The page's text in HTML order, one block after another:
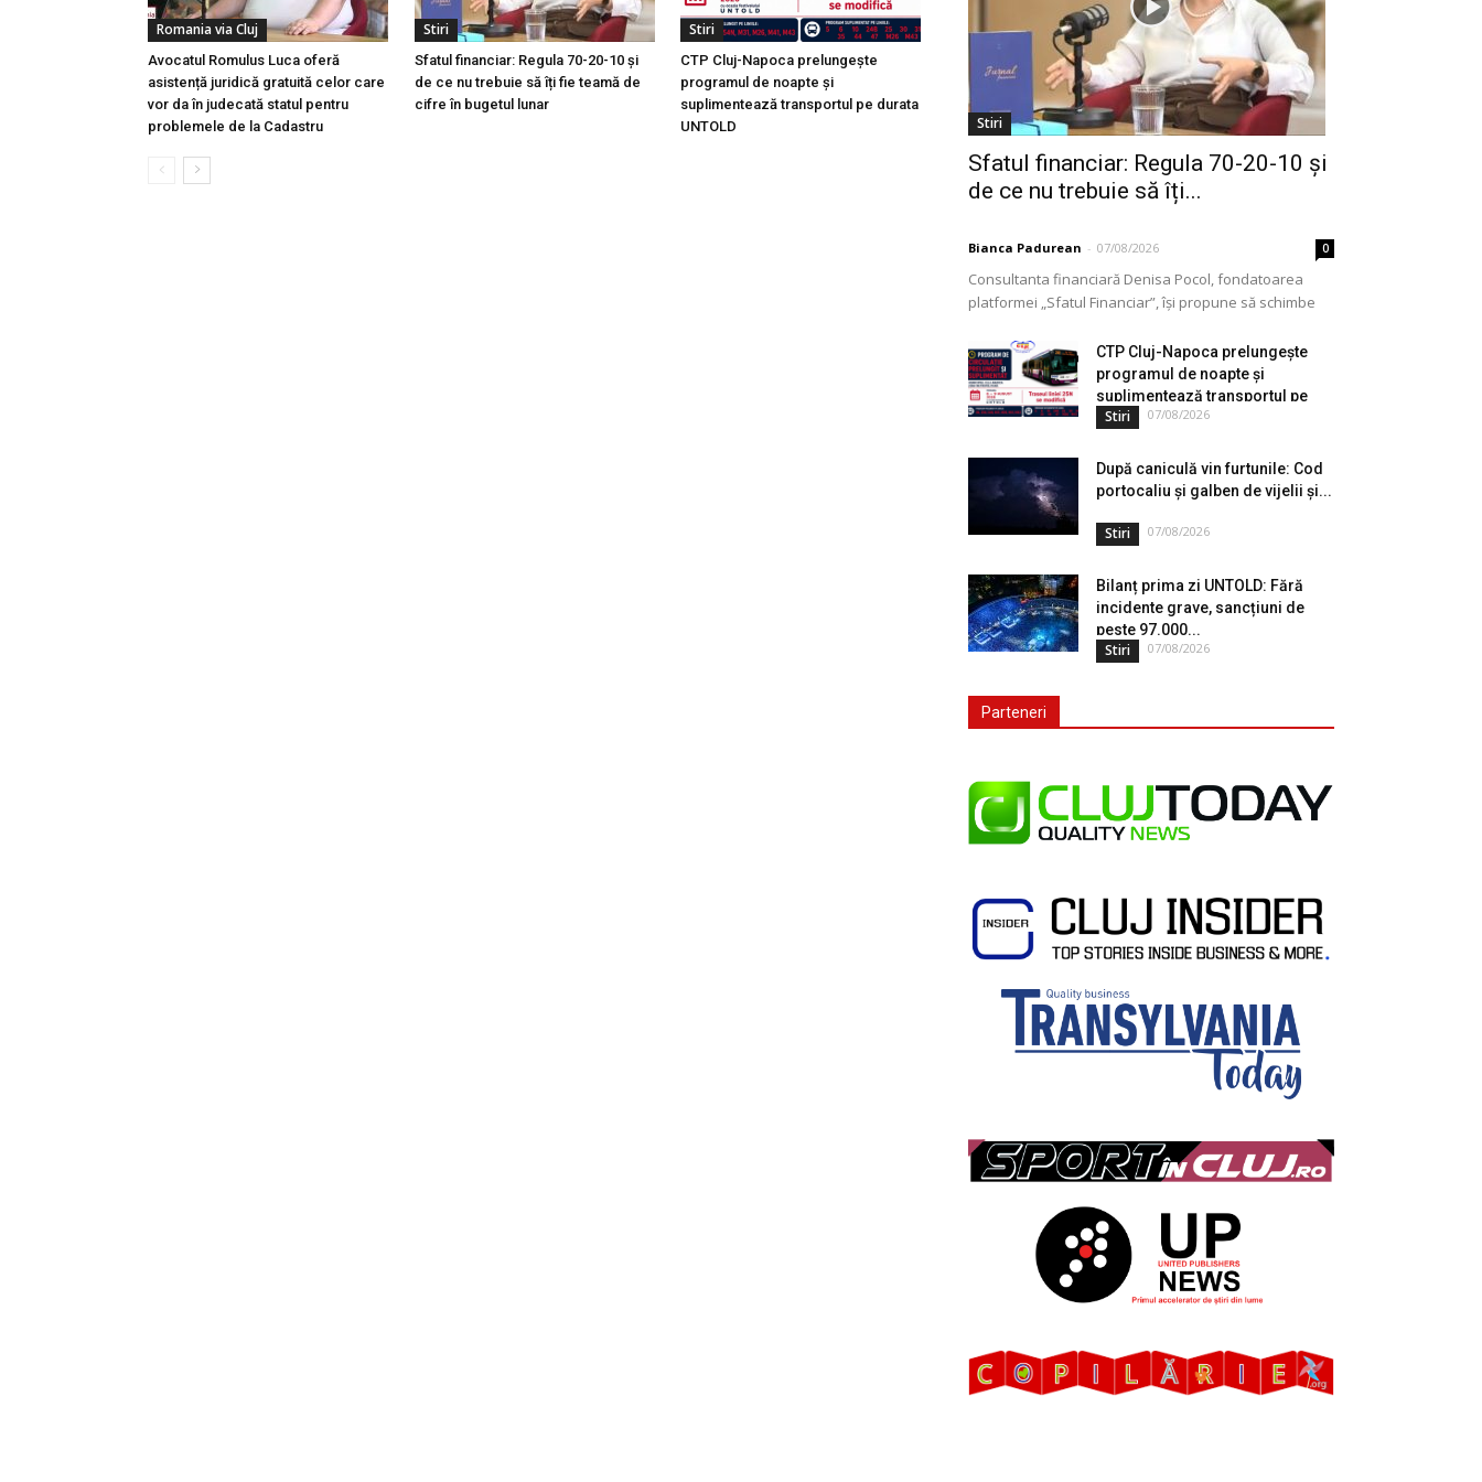
Romania via Cluj
Avocatul Romulus Luca oferă
asistență juridică gratuită celor care
vor da în judecată statul pentru
problemele de la Cadastru
Stiri
Sfatul financiar: Regula 70-20-10 și
de ce nu trebuie să îți fie teamă de
cifre în bugetul lunar
Stiri
CTP Cluj-Napoca prelungește
programul de noapte și
suplimentează transportul pe durata
UNTOLD
Stiri
Sfatul financiar: Regula 70-20-10 și
de ce nu trebuie să îți...
Bianca Padurean - 07/08/2026 0
Consultanta financiară Denisa Pocol, fondatoarea
platformei „Sfatul Financiar”, își propune să schimbe
experiență de peste...CTP Cluj-Napoca prelungește
programul de noapte și
suplimentează transportul pe
durata...
Stiri 07/08/2026
După caniculă vin furtunile: Cod
portocaliu și galben de vijelii și...
Stiri 07/08/2026
Bilanț prima zi UNTOLD: Fără
incidente grave, sancțiuni de
peste 97.000...
Stiri 07/08/2026
Parteneri